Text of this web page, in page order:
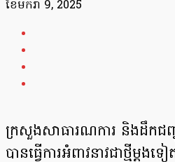
ខែ​មករា 9, 2025
ក្រសួងសាធារណការ និងដឹកជញ្
បានធ្វើ​ការ​អំពាវនាវជា​ថ្មីម្តង